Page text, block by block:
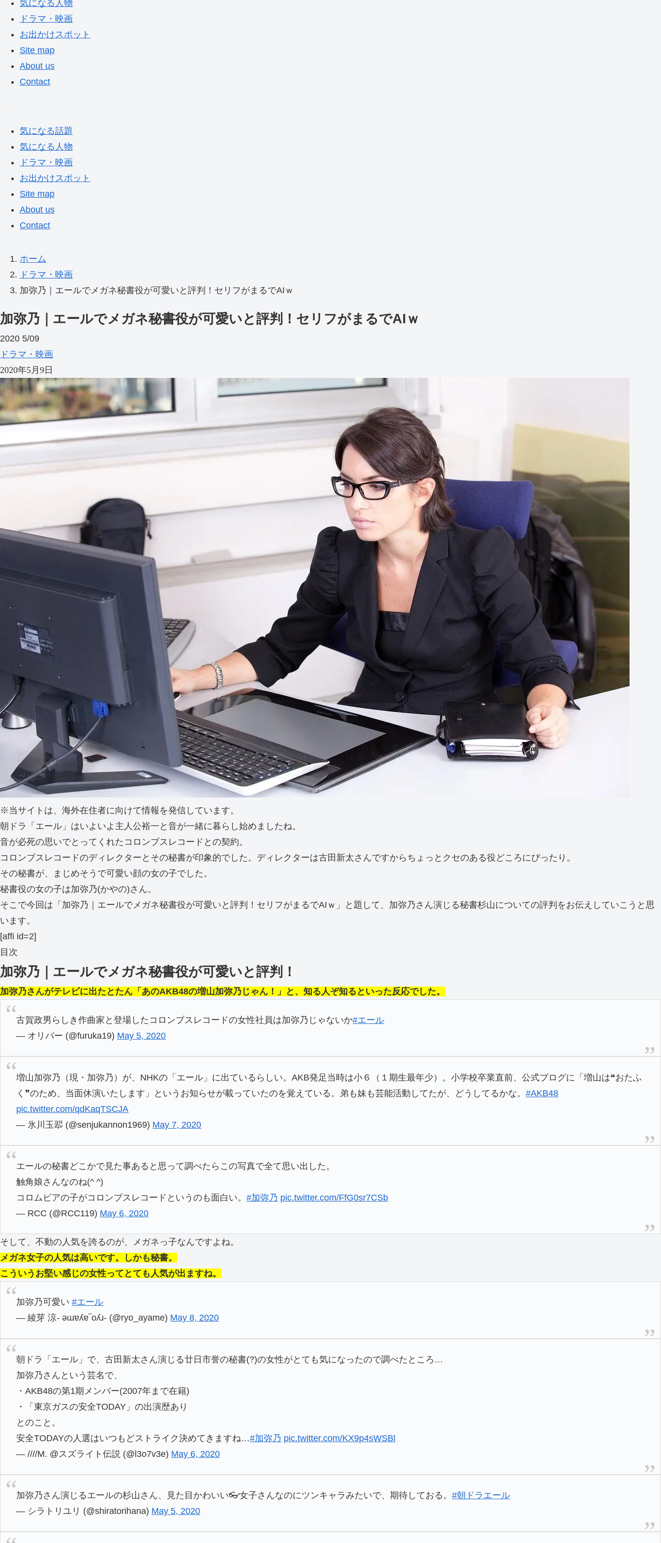
気になる人物
ドラマ・映画
お出かけスポット
Site map
About us
Contact
気になる話題
気になる人物
ドラマ・映画
お出かけスポット
Site map
About us
Contact
ホーム
ドラマ・映画
加弥乃｜エールでメガネ秘書役が可愛いと評判！セリフがまるでAIｗ
加弥乃｜エールでメガネ秘書役が可愛いと評判！セリフがまるでAIｗ
2020 5/09
ドラマ・映画
2020年5月9日
※当サイトは、海外在住者に向けて情報を発信しています。
朝ドラ「エール」はいよいよ主人公裕一と音が一緒に暮らし始めましたね。
音が必死の思いでとってくれたコロンブスレコードとの契約。
コロンブスレコードのディレクターとその秘書が印象的でした。ディレクターは古田新太さんですからちょっとクセのある役どころにぴったり。
その秘書が、まじめそうで可愛い顔の女の子でした。
秘書役の女の子は加弥乃(かやの)さん。
そこで今回は「加弥乃｜エールでメガネ秘書役が可愛いと評判！セリフがまるでAIｗ」と題して、加弥乃さん演じる秘書杉山についての評判をお伝えしていこうと思
います。
[affi id=2]
目次
加弥乃｜エールでメガネ秘書役が可愛いと評判！
加弥乃さんがテレビに出たとたん「あのAKB48の増山加弥乃じゃん！」と、知る人ぞ知るといった反応でした。
古賀政男らしき作曲家と登場したコロンブスレコードの女性社員は加弥乃じゃないか#エール
— オリバー (@furuka19) May 5, 2020
増山加弥乃（現・加弥乃）が、NHKの「エール」に出ているらしい。AKB発足当時は小６（１期生最年少）。小学校卒業直前、公式ブログに「増山は❝おたふ
く❞のため、当面休演いたします」というお知らせが載っていたのを覚えている。弟も妹も芸能活動してたが、どうしてるかな。#AKB48
pic.twitter.com/qdKaqTSCJA
— 氷川玉翆 (@senjukannon1969) May 7, 2020
エールの秘書どこかで見た事あると思って調べたらこの写真で全て思い出した。
触角娘さんなのね(^ ^)
コロムビアの子がコロンブスレコードというのも面白い。#加弥乃 pic.twitter.com/FfG0sr7CSb
— RCC (@RCC119) May 6, 2020
そして、不動の人気を誇るのが、メガネっ子なんですよね。
メガネ女子の人気は高いです。しかも秘書。
こういうお堅い感じの女性ってとても人気が出ますね。
加弥乃可愛い#エール
— 綾芽 涼- ǝɯɐʎɐ‾oʎɹ- (@ryo_ayame) May 8, 2020
朝ドラ「エール」で、古田新太さん演じる廿日市誉の秘書(?)の女性がとても気になったので調べたところ…
加弥乃さんという芸名で、
・AKB48の第1期メンバー(2007年まで在籍)
・「東京ガスの安全TODAY」の出演歴あり
とのこと。
安全TODAYの人選はいつもどストライク決めてきますね…#加弥乃 pic.twitter.com/KX9p4sWSBl
— ////M. @スズライト伝説 (@l3o7v3e) May 6, 2020
加弥乃さん演じるエールの杉山さん、見た目かわいい👓女子さんなのにツンキャラみたいで、期待しておる。#朝ドラエール
— シラトリユリ (@shiratorihana) May 5, 2020